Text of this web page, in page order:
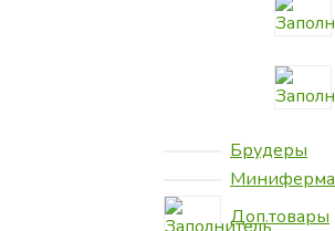
Брудеры
Миниферма
Доп.товары